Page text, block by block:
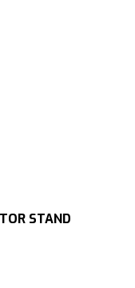
STAND